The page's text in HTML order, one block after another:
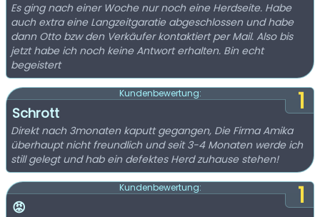
Es ging nach einer Woche nur noch eine Herdseite. Habe
auch extra eine Langzeitgaratie abgeschlossen und habe
dann Otto bzw den Verkäufer kontaktiert per Mail. Also bis
jetzt habe ich noch keine Antwort erhalten. Bin echt
begeistert
1
Kundenbewertung:
Schrott
Direkt nach 3monaten kaputt gegangen, Die Firma Amika
überhaupt nicht freundlich und seit 3-4 Monaten werde ich
still gelegt und hab ein defektes Herd zuhause stehen!
1
Kundenbewertung:
😡